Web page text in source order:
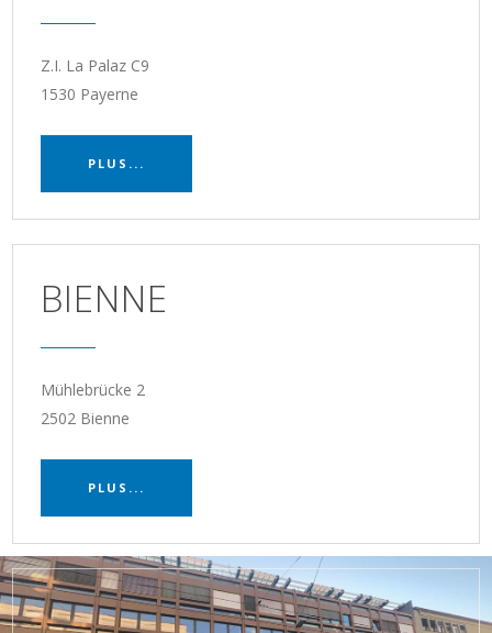
Z.I. La Palaz C9
1530 Payerne
PLUS...
BIENNE
Mühlebrücke 2
2502 Bienne
PLUS...